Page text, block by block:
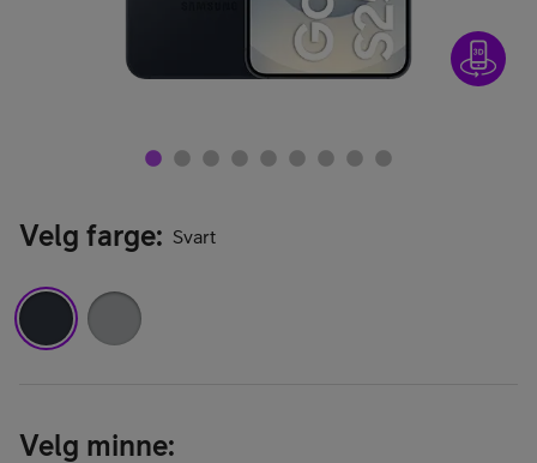
Velg farge: Svart
Velg minne: